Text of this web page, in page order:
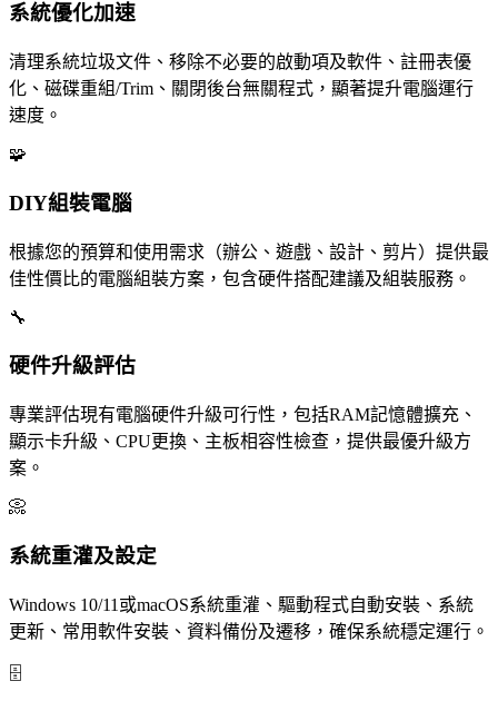
系統優化加速
清理系統垃圾文件、移除不必要的啟動項及軟件、註冊表優
化、磁碟重組/Trim、關閉後台無關程式，顯著提升電腦運行
速度。
🧩
DIY組裝電腦
根據您的預算和使用需求（辦公、遊戲、設計、剪片）提供最
佳性價比的電腦組裝方案，包含硬件搭配建議及組裝服務。
🔧
硬件升級評估
專業評估現有電腦硬件升級可行性，包括RAM記憶體擴充、
顯示卡升級、CPU更換、主板相容性檢查，提供最優升級方
案。
📀
系統重灌及設定
Windows 10/11或macOS系統重灌、驅動程式自動安裝、系統
更新、常用軟件安裝、資料備份及遷移，確保系統穩定運行。
🗄️